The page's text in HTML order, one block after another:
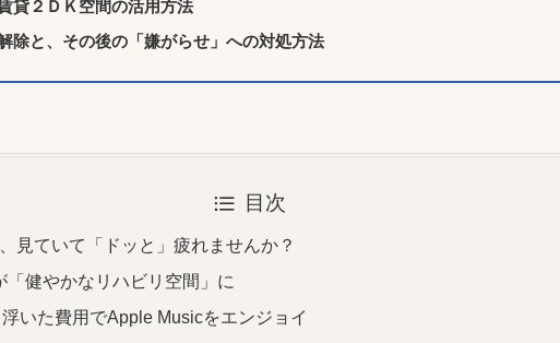
貸２ＤＫ空間の活用方法
除と、その後の「嫌がらせ」への対処方法
目次
見ていて「ドッと」疲れませんか？
「健やかなリハビリ空間」に
いた費用でApple Musicをエンジョイ